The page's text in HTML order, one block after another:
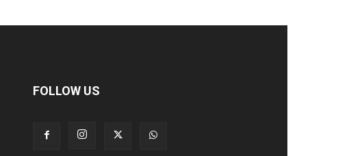
FOLLOW US